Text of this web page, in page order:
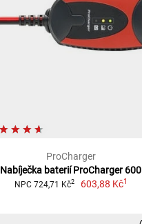
ProCharger
Nabíječka baterií ProCharger 600
NPC 724,71 Kč2 603,88 Kč1